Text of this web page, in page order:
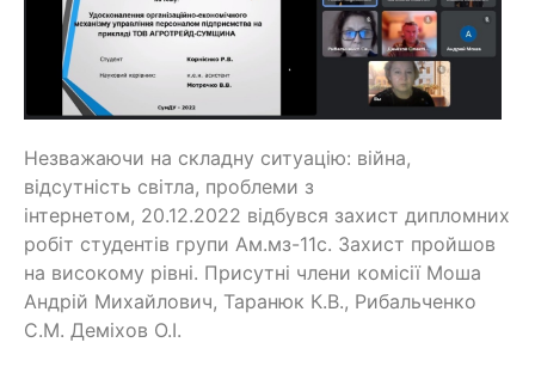
Незважаючи на складну ситуацію: війна,
відсутність світла, проблеми з
інтернетом, 20.12.2022 відбувся захист дипломних
робіт студентів групи Ам.мз-11с. Захист пройшов
на високому рівні. Присутні члени комісії Моша
Андрій Михайлович, Таранюк К.В., Рибальченко
С.М. Деміхов О.І.